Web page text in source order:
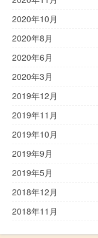
2020年10月
2020年8月
2020年6月
2020年3月
2019年12月
2019年11月
2019年10月
2019年9月
2019年5月
2018年12月
2018年11月